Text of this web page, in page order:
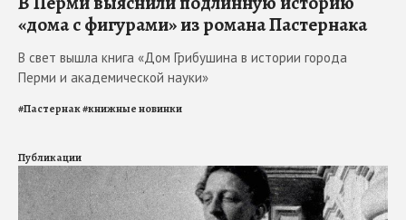
«дома с фигурами» из романа Пастернака
В свет вышла книга «Дом Грибушина в истории города
Перми и академической науки»
#Пастернак#книжные новинки
Публикации